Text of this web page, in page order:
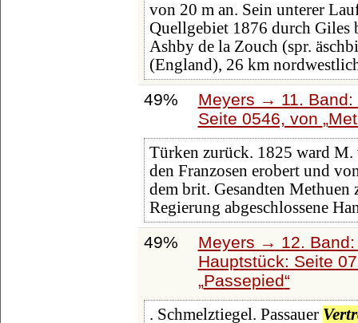
von 20 m an. Sein unterer
Quellgebiet 1876 durch Giles
Ashby de la Zouch (spr.
(England), 26 km
49%
Meyers → 11.
Seite 0546, von
Türken zurück. 1825 ward
den Franzosen erobert und
dem brit. Gesandten
Regierung abgeschlossene
49%
Meyers → 12.
Hauptstück: Seite
Passepied
. Schmelztiegel. Passauer